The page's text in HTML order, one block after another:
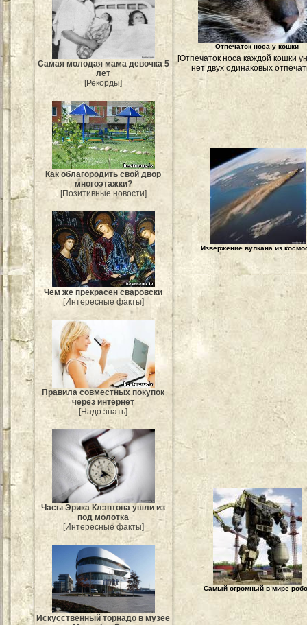
Самая молодая мама девочка 5
лет
[Рекорды]
Как облагородить свой двор
многоэтажки?
[Позитивные новости]
Чем же прекрасен сваровски
[Интересные факты]
Правила совместных покупок
через интернет
[Надо знать]
Часы Эрика Клэптона ушли из
под молотка
[Интересные факты]
Искусственный торнадо в музее
Отпечаток носа у кошки
[Отпечаток носа каждой кошки
нет двух одинаковых
Извержение вулкана из
Самый огромный в мире